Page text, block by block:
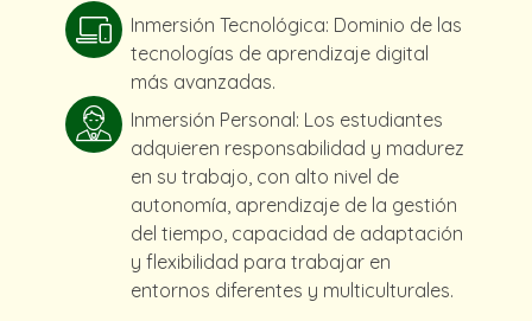
Inmersión Tecnológica: Dominio de las
tecnologías de aprendizaje digital
más avanzadas.
Inmersión Personal: Los estudiantes
adquieren responsabilidad y madurez
en su trabajo, con alto nivel de
autonomía, aprendizaje de la gestión
del tiempo, capacidad de adaptación
y flexibilidad para trabajar en
entornos diferentes y multiculturales.